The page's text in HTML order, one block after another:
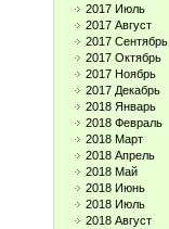
2017 Июль
2017 Август
2017 Сентябрь
2017 Октябрь
2017 Ноябрь
2017 Декабрь
2018 Январь
2018 Февраль
2018 Март
2018 Апрель
2018 Май
2018 Июнь
2018 Июль
2018 Август